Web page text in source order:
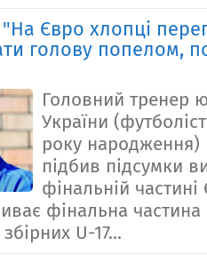
Євро хлопці
голову попелом,
Головний тренер
України
року
підбив підсумки
фінальній
фінальна частина
U-17...